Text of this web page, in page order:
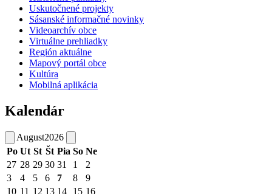
Uskutočnené projekty
Sásanské informačné novinky
Videoarchív obce
Virtuálne prehliadky
Región aktuálne
Mapový portál obce
Kultúra
Mobilná aplikácia
Kalendár
August2026
Po Ut St Št Pia So Ne
27 28 29 30 31 1
2
3
4 5 6 7 8
9
10 11 12 13 14 15 16